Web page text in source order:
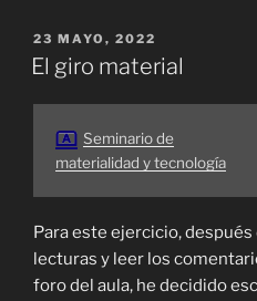
PUBLICADO
EL
23 MAYO, 2022
El giro material
Seminario de
materialidad y tecnología
Para este ejercicio,
lecturas y leer los
foro del aula, he decidido